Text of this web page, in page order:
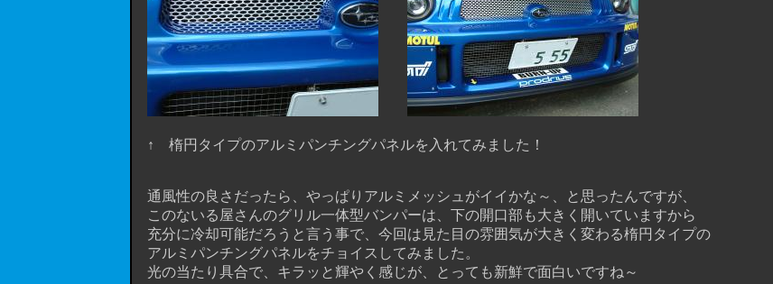
↑ 楕円タイプのアルミパンチングパネルを入れてみました！
通風性の良さだったら、やっぱりアルミメッシュがイイかな～、と思ったんですが、
このないる屋さんのグリル一体型バンパーは、下の開口部も大きく開いていますから
充分に冷却可能だろうと言う事で、今回は見た目の雰囲気が大きく変わる楕円タイプの
アルミパンチングパネルをチョイスしてみました。
光の当たり具合で、キラッと輝やく感じが、とっても新鮮で面白いですね～